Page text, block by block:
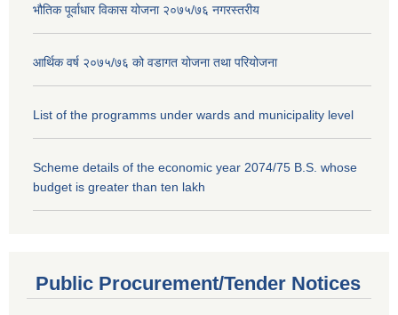
भौतिक पूर्वाधार विकास योजना २०७५/७६ नगरस्तरीय
आर्थिक वर्ष २०७५/७६ को वडागत योजना तथा परियोजना
List of the programms under wards and municipality level
Scheme details of the economic year 2074/75 B.S. whose
budget is greater than ten lakh
Public Procurement/Tender Notices